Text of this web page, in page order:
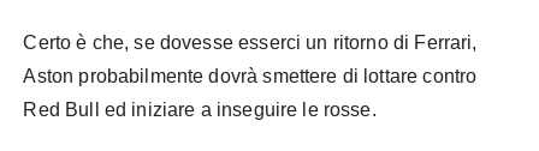
Certo è che, se dovesse esserci un ritorno di Ferrari,
Aston probabilmente dovrà smettere di lottare contro
Red Bull ed iniziare a inseguire le rosse.